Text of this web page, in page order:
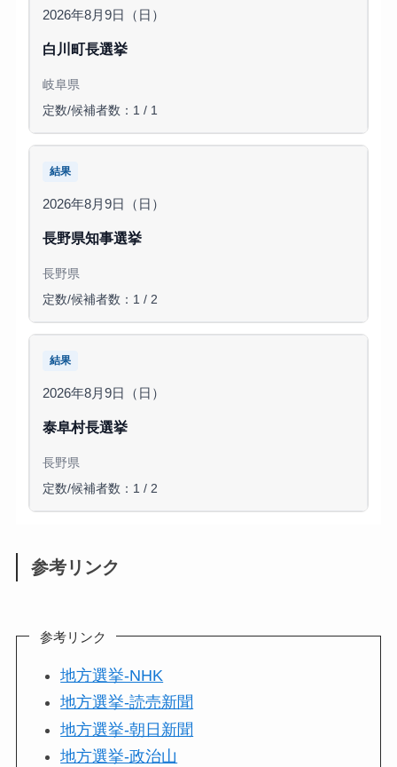
2026年8月9日（日）
白川町長選挙
岐阜県
定数/候補者数：1 / 1
結果
2026年8月9日（日）
長野県知事選挙
長野県
定数/候補者数：1 / 2
結果
2026年8月9日（日）
泰阜村長選挙
長野県
定数/候補者数：1 / 2
参考リンク
参考リンク
地方選挙-NHK
地方選挙-読売新聞
地方選挙-朝日新聞
地方選挙-政治山